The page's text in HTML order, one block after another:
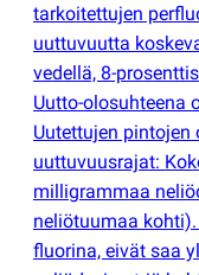
tarkoitettujen
uuttuvuutta
vedellä, 8-
Uutto-olosuhteena
Uutettujen
uuttuvuusrajat:
milligrammaa
neliötuumaa
fluorina, eivät saa